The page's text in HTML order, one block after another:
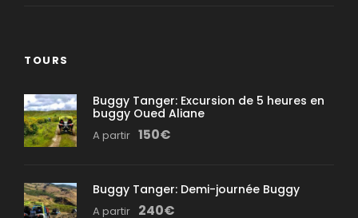
TOURS
Buggy Tanger: Excursion de 5 heures en
buggy Oued Aliane
A partir 150€
Buggy Tanger: Demi-journée Buggy
A partir 240€